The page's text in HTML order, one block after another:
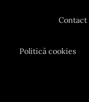
Contact
Politică cookies